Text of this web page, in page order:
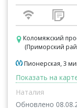
Коломяжский
(Приморский
Пионерская, 3
Показать на
Наталия
Обновлено